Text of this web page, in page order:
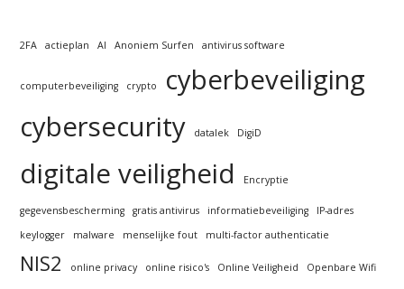
2FA actieplan AI Anoniem Surfen antivirus software
computerbeveiliging crypto
cyberbeveiliging
cybersecurity
datalek DigiD
digitale veiligheid Encryptie
gegevensbescherming gratis antivirus informatiebeveiliging
IP-adres
keylogger
malware menselijke fout multi-factor authenticatie
NIS2 online privacy online risico's Online Veiligheid Openbare Wifi